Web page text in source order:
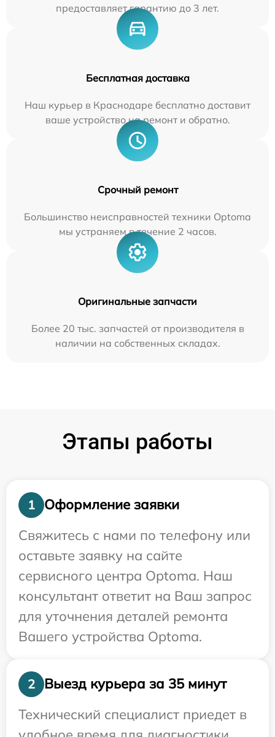
предоставляет гарантию до 3 лет.
Бесплатная доставка
Наш курьер в Краснодаре бесплатно доставит
ваше устройство на ремонт и обратно.
Срочный ремонт
Большинство неисправностей техники Optoma
мы устраняем в течение 2 часов.
Оригинальные запчасти
Более 20 тыс. запчастей от производителя в
наличии на собственных складах.
Этапы работы
1
Оформление заявки
Свяжитесь с нами по телефону или
оставьте заявку на сайте
сервисного центра Optoma. Наш
консультант ответит на Ваш запрос
для уточнения деталей ремонта
Вашего устройства Optoma.
2
Выезд курьера за 35 минут
Технический специалист приедет в